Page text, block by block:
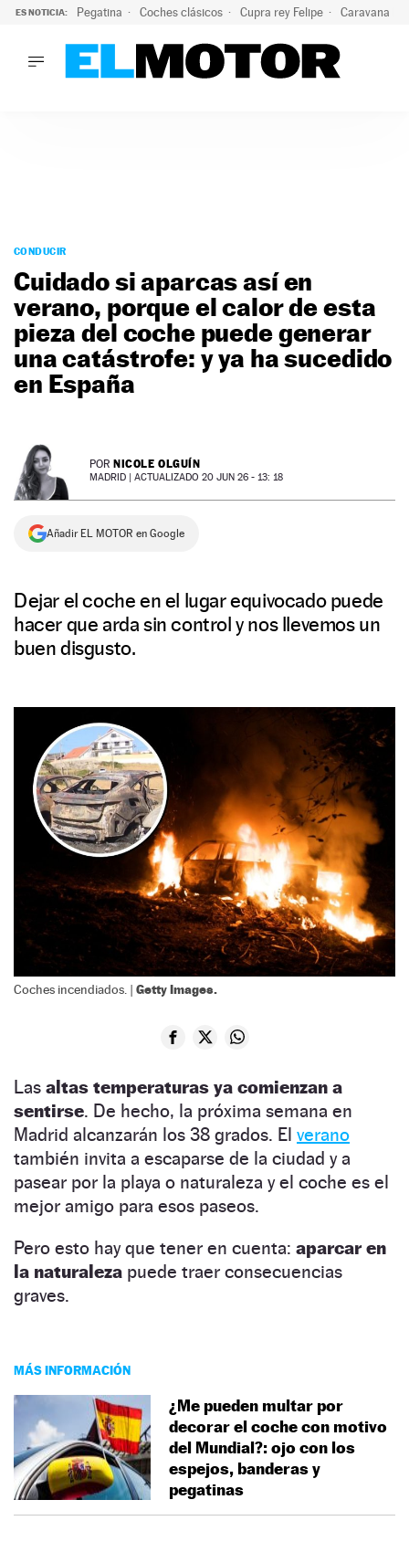
ES NOTICIA: Pegatina Coches clásicos Cupra rey Felipe Caravana
PODCAST
MOTOS
TECNOLOGÍA
SUPERCOCHES
MOTORTV
SERVICIOS
SÍGUENOS
CONDUCIR
Cuidado si aparcas así en
verano, porque el calor de esta
pieza del coche puede generar
una catástrofe: y ya ha sucedido
en España
POR NICOLE OLGUÍN
MADRID | ACTUALIZADO 20 JUN 26 - 13: 18
Añadir EL MOTOR en Google
Dejar el coche en el lugar equivocado puede
hacer que arda sin control y nos llevemos un
buen disgusto.
Coches incendiados. | Getty Images.
Las altas temperaturas ya comienzan a
sentirse. De hecho, la próxima semana en
Madrid alcanzarán los 38 grados. El verano
también invita a escaparse de la ciudad y a
pasear por la playa o naturaleza y el coche es el
mejor amigo para esos paseos.
Pero esto hay que tener en cuenta: aparcar en
la naturaleza puede traer consecuencias
graves.
MÁS INFORMACIÓN
¿Me pueden multar por
decorar el coche con motivo
del Mundial?: ojo con los
espejos, banderas y
pegatinas